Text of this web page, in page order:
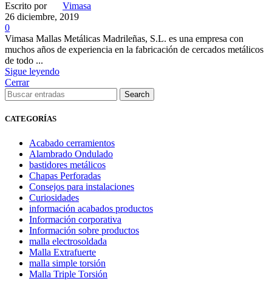
Escrito por
Vimasa
26 diciembre, 2019
0
Vimasa Mallas Metálicas Madrileñas, S.L. es una empresa con
muchos años de experiencia en la fabricación de cercados metálicos
de todo ...
Sigue leyendo
Cerrar
Search
CATEGORÍAS
Acabado cerramientos
Alambrado Ondulado
bastidores metálicos
Chapas Perforadas
Consejos para instalaciones
Curiosidades
información acabados productos
Información corporativa
Información sobre productos
malla electrosoldada
Malla Extrafuerte
malla simple torsión
Malla Triple Torsión